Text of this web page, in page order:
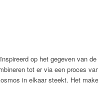
op het gegeven van
tot er via een proces
in elkaar steekt. Het